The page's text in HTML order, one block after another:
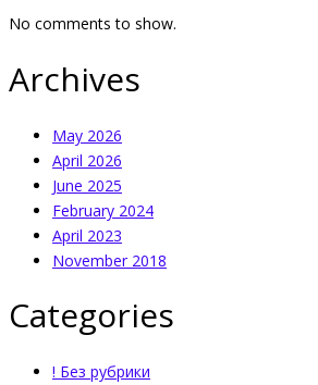
No comments to show.
Archives
May 2026
April 2026
June 2025
February 2024
April 2023
November 2018
Categories
! Без рубрики